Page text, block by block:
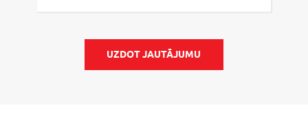
UZDOT JAUTĀJUMU